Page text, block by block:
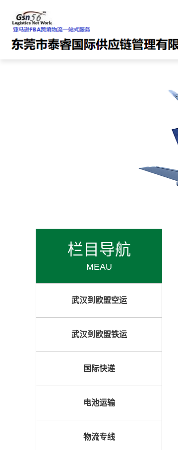
栏目导航
MEAU
武汉到欧盟空运
武汉到欧盟铁运
国际快递
电池运输
物流专线